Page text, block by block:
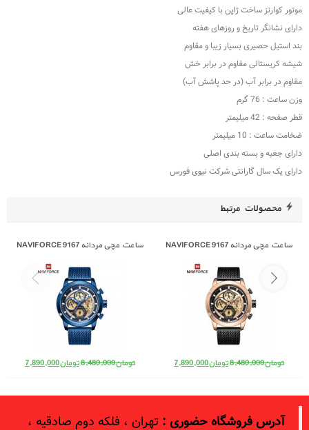
موتور کوارتز ساخت ژاپن با کیفیت عالی
دارای نشانگر تاریخ و روزهای هفته
بند استیل حصیری بسیار زیبا و مقاوم
شیشه کریستالی مقاوم در برابر خش
مقاوم در برابر آب (در حد پاشش آب)
وزن ساعت : 76 گرم
قطر صفحه : 42 میلیمتر
ضخامت ساعت : 10 میلیمتر
دارای جعبه و بسته بندی اصلی
دارای یک سال گارانتی شرکت نیوی فورس
محصولات مرتبط
ساعت مچی مردانه NAVIFORCE 9167
تومان8,480,000قیمت اصلی: تومان8,480,000 بود.
تومان7,890,000قیمت فعلی: تومان7,890,000.
ساعت مچی مردانه NAVIFORCE 9167
تومان8,480,000قیمت اصلی: تومان8,480,000 بود.
تومان7,890,000قیمت
آدرس فروشگاه حضوری : تهران ، فلکه دوم صادقیه ،